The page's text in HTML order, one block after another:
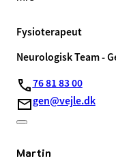
Fysioterapeut
Neurologisk Team -
76 81 83 00
gen@vejle.dk
Martin